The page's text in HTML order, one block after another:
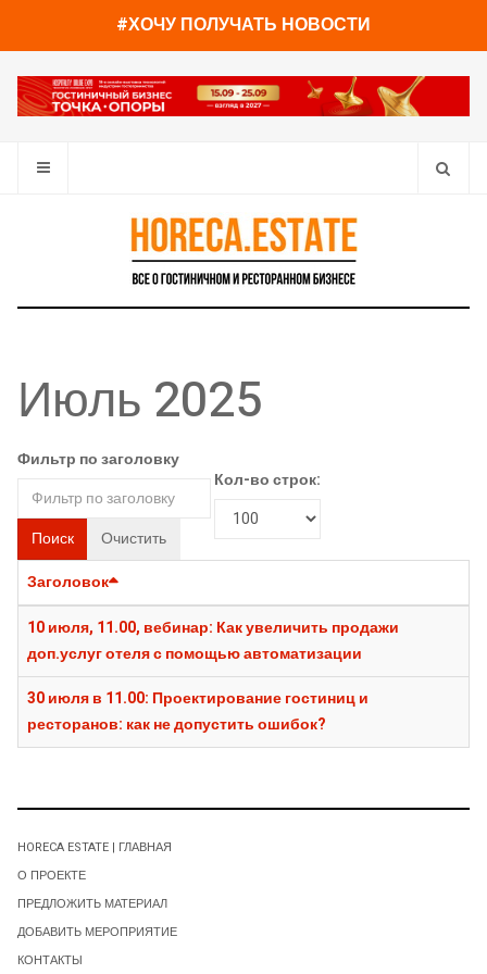
#ХОЧУ ПОЛУЧАТЬ НОВОСТИ
Июль 2025
Фильтр по заголовку
Поиск Очистить
Кол-во строк:
Заголовок
10 июля, 11.00, вебинар: Как увеличить продажи
доп.услуг отеля с помощью автоматизации
30 июля в 11.00: Проектирование гостиниц и
ресторанов: как не допустить ошибок?
HORECA ESTATE | ГЛАВНАЯ
О ПРОЕКТЕ
ПРЕДЛОЖИТЬ МАТЕРИАЛ
ДОБАВИТЬ МЕРОПРИЯТИЕ
КОНТАКТЫ